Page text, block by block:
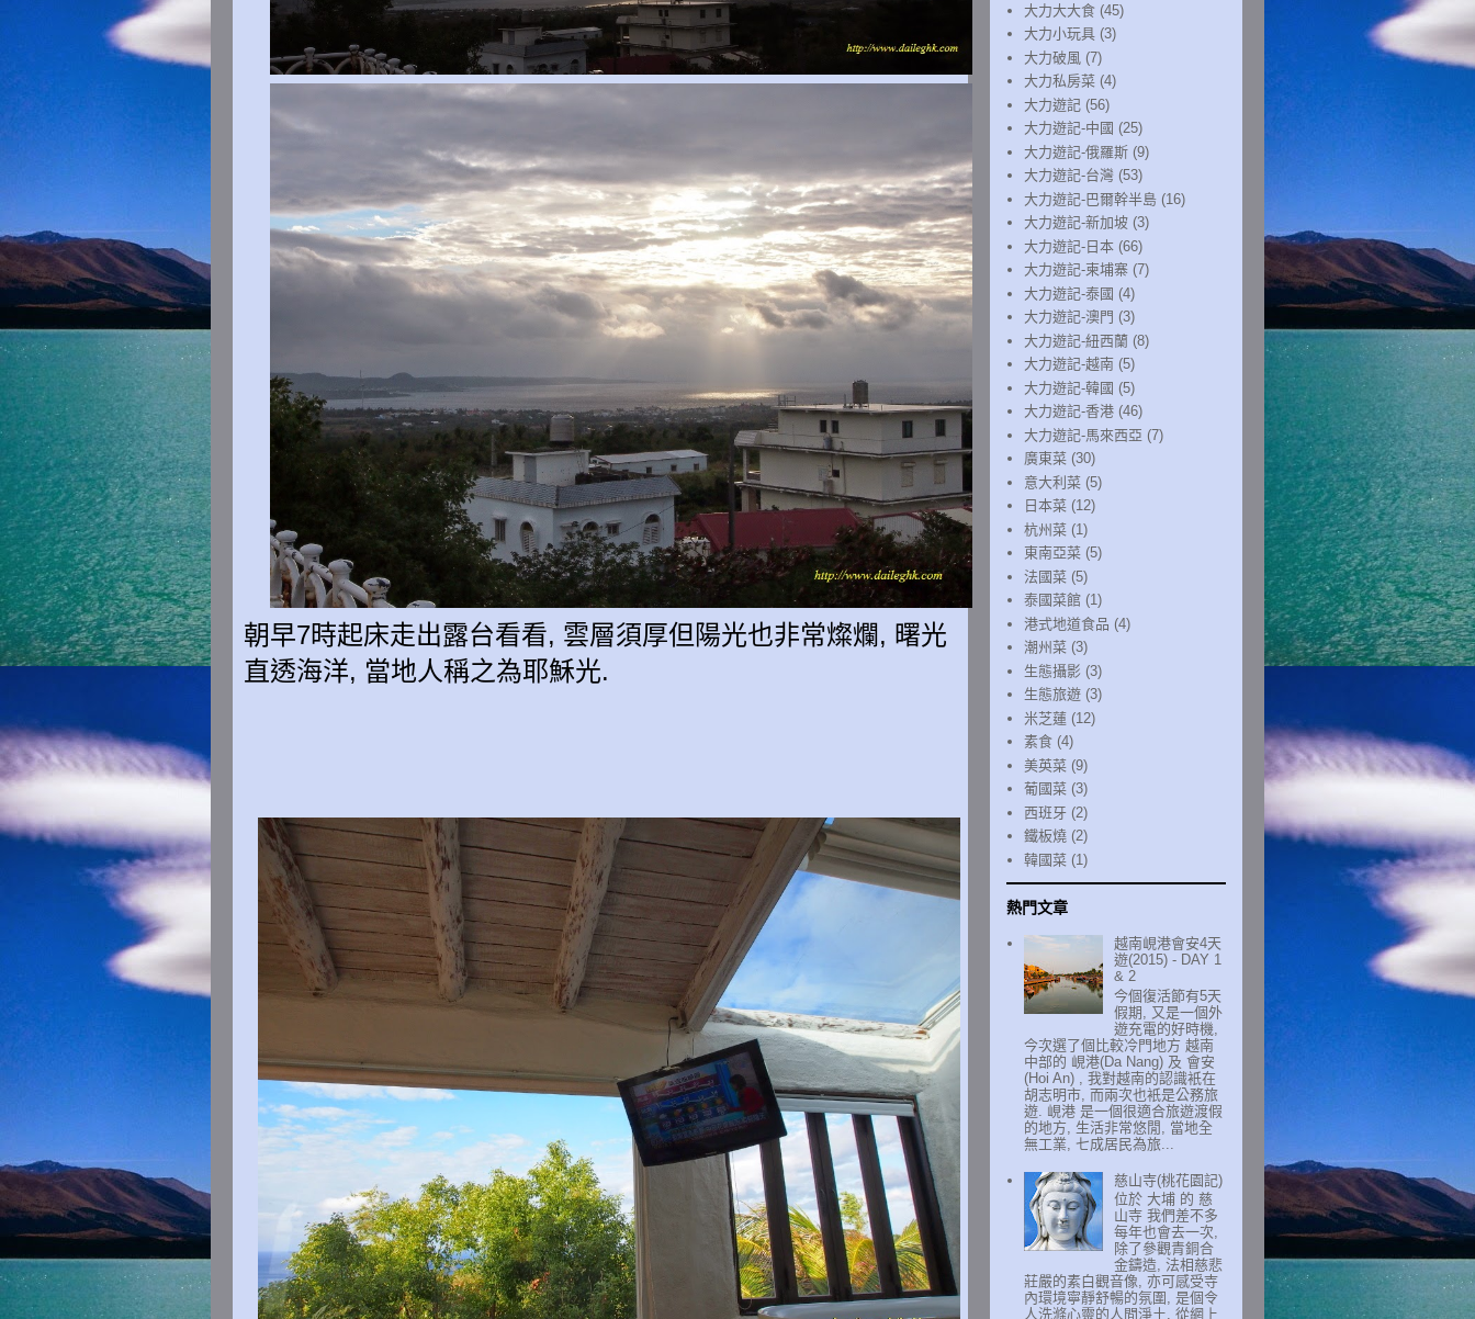
朝早7時起床走出露台看看, 雲層須厚但陽光也非常燦爛, 曙光
直透海洋, 當地人稱之為耶穌光.
大力大大食 (45)
大力小玩具 (3)
大力破風 (7)
大力私房菜 (4)
大力遊記 (56)
大力遊記-中國 (25)
大力遊記-俄羅斯 (9)
大力遊記-台灣 (53)
大力遊記-巴爾幹半島 (16)
大力遊記-新加坡 (3)
大力遊記-日本 (66)
大力遊記-柬埔寨 (7)
大力遊記-泰國 (4)
大力遊記-澳門 (3)
大力遊記-紐西蘭 (8)
大力遊記-越南 (5)
大力遊記-韓國 (5)
大力遊記-香港 (46)
大力遊記-馬來西亞 (7)
廣東菜 (30)
意大利菜 (5)
日本菜 (12)
杭州菜 (1)
東南亞菜 (5)
法國菜 (5)
泰國菜館 (1)
港式地道食品 (4)
潮州菜 (3)
生態攝影 (3)
生態旅遊 (3)
米芝蓮 (12)
素食 (4)
美英菜 (9)
葡國菜 (3)
西班牙 (2)
鐵板燒 (2)
韓國菜 (1)
熱門文章
越南峴港會安4天
遊(2015) - DAY 1
& 2
今個復活節有5天
假期, 又是一個外
遊充電的好時機,
今次選了個比較冷門地方 越南
中部的 峴港(Da Nang) 及 會安
(Hoi An) , 我對越南的認識衹在
胡志明市, 而兩次也衹是公務旅
遊. 峴港 是一個很適合旅遊渡假
的地方, 生活非常悠閒, 當地全
無工業, 七成居民為旅...
慈山寺(桃花園記)
位於 大埔 的 慈
山寺 我們差不多
每年也會去一次,
除了參觀青銅合
金鑄造, 法相慈悲
莊嚴的素白觀音像, 亦可感受寺
內環境寧靜舒暢的氛圍, 是個令
人洗滌心靈的人間淨土. 從網上